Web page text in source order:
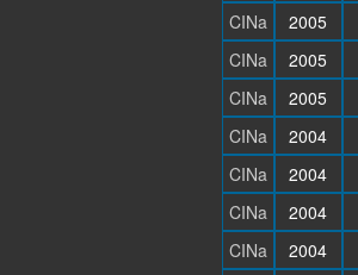
CINa
2005
CINa
2005
CINa
2005
CINa
2004
CINa
2004
CINa
2004
CINa
2004